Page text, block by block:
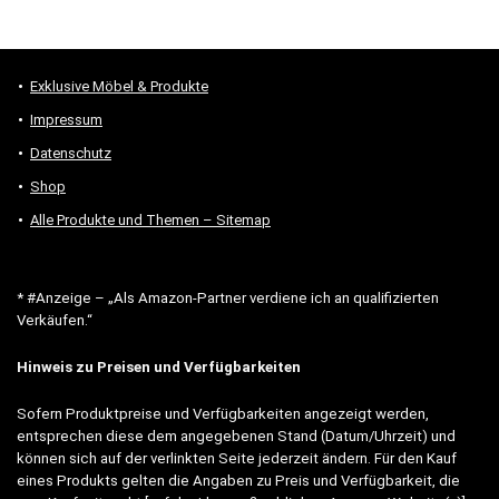
Exklusive Möbel & Produkte
Impressum
Datenschutz
Shop
Alle Produkte und Themen – Sitemap
* #Anzeige – „Als Amazon-Partner verdiene ich an qualifizierten
Verkäufen.“
Hinweis zu Preisen und Verfügbarkeiten
Sofern Produktpreise und Verfügbarkeiten angezeigt werden,
entsprechen diese dem angegebenen Stand (Datum/Uhrzeit) und
können sich auf der verlinkten Seite jederzeit ändern. Für den Kauf
eines Produkts gelten die Angaben zu Preis und Verfügbarkeit, die